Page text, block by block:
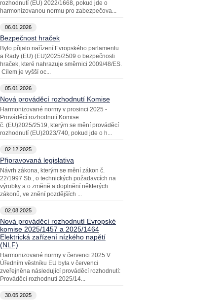
rozhodnutí (EU) 2022/1668, pokud jde o
harmonizovanou normu pro zabezpečova...
06.01.2026
Bezpečnost hraček
Bylo přijato nařízení Evropského parlamentu
a Rady (EU) (EU)2025/2509 o bezpečnosti
hraček, které nahrazuje směrnici 2009/48/ES.
Cílem je vyšší oc...
05.01.2026
Nová prováděcí rozhodnutí Komise
Harmonizované normy v prosinci 2025 -
Prováděcí rozhodnutí Komise
č. (EU)2025/2519, kterým se mění prováděcí
rozhodnutí (EU)2023/740, pokud jde o h...
02.12.2025
Připravovaná legislativa
Návrh zákona, kterým se mění zákon č.
22/1997 Sb., o technických požadavcích na
výrobky a o změně a doplnění některých
zákonů, ve znění pozdějších ...
02.08.2025
Nová prováděcí rozhodnutí Evropské
komise 2025/1457 a 2025/1464
Elektrická zařízení nízkého napětí
(NLF)
Harmonizované normy v červenci 2025 V
Úředním věstníku EU byla v červenci
zveřejněna následující prováděcí rozhodnutí:
Prováděcí rozhodnutí 2025/14...
30.05.2025